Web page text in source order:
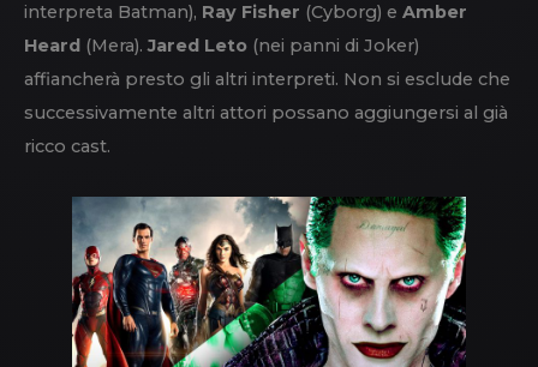
interpreta Batman), Ray Fisher (Cyborg) e Amber
Heard (Mera).Jared Leto (nei panni di Joker)
affiancherà presto gli altri interpreti. Non si esclude che
successivamente altri attori possano aggiungersi al già
ricco cast.